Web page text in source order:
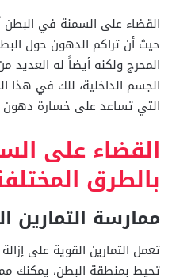
القضاء على السمنة في
حيث أن تراكم الدهون حول
المحرج ولكنه أيضاً له العديد
الجسم الداخلية، للك في هذا
التي تساعد على خسارة
القضاء على
بالطرق
ممارسة التمارين
تعمل التمارين القوية على